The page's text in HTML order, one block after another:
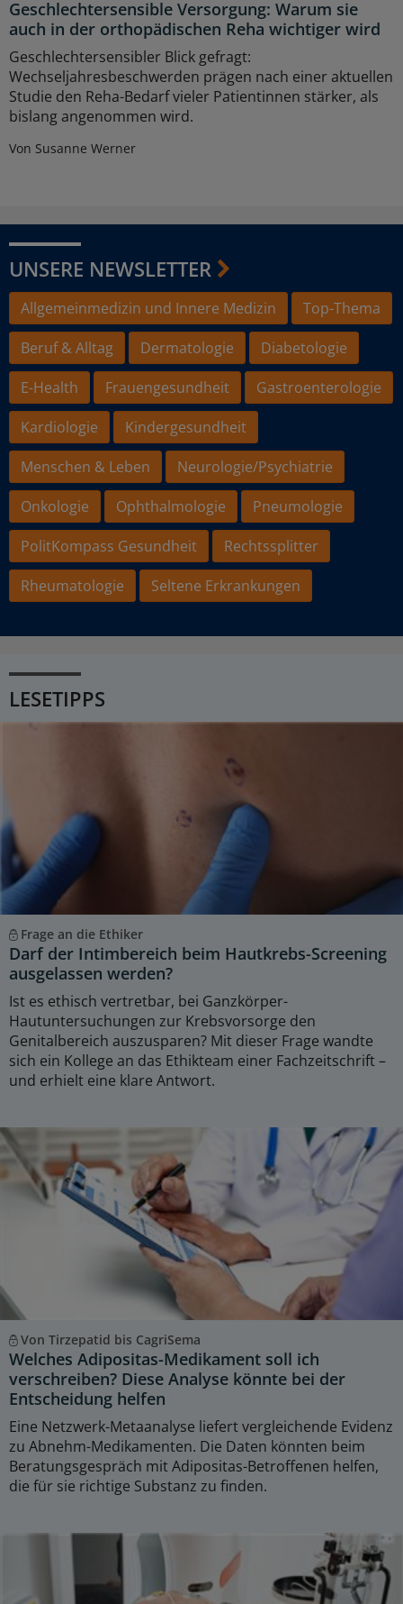
Geschlechtersensible Versorgung: Warum sie
auch in der orthopädischen Reha wichtiger wird
Geschlechtersensibler Blick gefragt:
Wechseljahresbeschwerden prägen nach einer aktuellen
Studie den Reha-Bedarf vieler Patientinnen stärker, als
bislang angenommen wird.
Von Susanne Werner
UNSERE NEWSLETTER
Allgemeinmedizin und Innere Medizin
Top-Thema
Beruf & Alltag
Dermatologie
Diabetologie
E-Health
Frauengesundheit
Gastroenterologie
Kardiologie
Kindergesundheit
Menschen & Leben
Neurologie/Psychiatrie
Onkologie
Ophthalmologie
Pneumologie
PolitKompass Gesundheit
Rechtssplitter
Rheumatologie
Seltene Erkrankungen
LESETIPPS
Frage an die Ethiker
Darf der Intimbereich beim Hautkrebs-Screening
ausgelassen werden?
Ist es ethisch vertretbar, bei Ganzkörper-
Hautuntersuchungen zur Krebsvorsorge den
Genitalbereich auszusparen? Mit dieser Frage wandte
sich ein Kollege an das Ethikteam einer Fachzeitschrift –
und erhielt eine klare Antwort.
Von Tirzepatid bis CagriSema
Welches Adipositas-Medikament soll ich
verschreiben? Diese Analyse könnte bei der
Entscheidung helfen
Eine Netzwerk-Metaanalyse liefert vergleichende Evidenz
zu Abnehm-Medikamenten. Die Daten könnten beim
Beratungsgespräch mit Adipositas-Betroffenen helfen,
die für sie richtige Substanz zu finden.